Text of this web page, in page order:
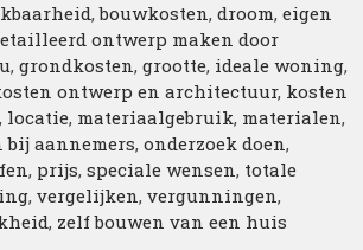
,bouwkosten,droom,eigen
ontwerp maken door
,grondkosten,grootte, ideale woning,
ontwerp en architectuur, kosten
, locatie, materiaalgebruik, materialen,
bij aannemers,onderzoek doen,
, prijs,speciale wensen, totale
,vergelijken,vergunningen,
, zelf bouwen van een huis